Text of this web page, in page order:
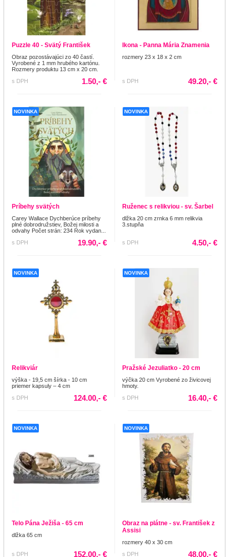
Puzzle 40 - Svätý František
Obraz pozostávajúci zo 40 častí.
Vyrobené z 1 mm hrubého kartónu.
Rozmery produktu 13 cm x 20 cm.
s DPH
1.50,- €
Ikona - Panna Mária Znamenia
rozmery 23 x 18 x 2 cm
s DPH 49.20,- €
NOVINKA
Príbehy svätých
Carey Wallace Dychberúce príbehy
plné dobrodružstiev, Božej milosti a
odvahy Počet strán: 234 Rok vydan...
s DPH
19.90,- €
NOVINKA
Ruženec s relikviou - sv. Šarbel
dlžka 20 cm zrnka 6 mm relikvia
3.stupňa
s DPH 4.50,- €
NOVINKA
Relikviár
výška - 19,5 cm šírka - 10 cm
priemer kapsuly – 4 cm
s DPH
124.00,- €
NOVINKA
Pražské Jezuliatko - 20 cm
výčka 20 cm Vyrobené zo živicovej
hmoty.
s DPH
16.40,- €
NOVINKA
Telo Pána Ježiša - 65 cm
dlžka 65 cm
s DPH 152.00,- €
NOVINKA
Obraz na plátne - sv. František z
Assisi
rozmery 40 x 30 cm
s DPH
48.00,- €